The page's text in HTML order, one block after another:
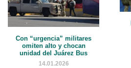
Con “urgencia” militares
omiten alto y chocan
unidad del Juárez Bus
14.01.2026